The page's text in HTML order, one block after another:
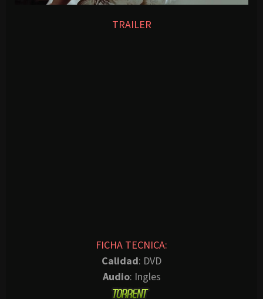
TRAILER
FICHA TECNICA:
Calidad: DVD
Audio: Ingles